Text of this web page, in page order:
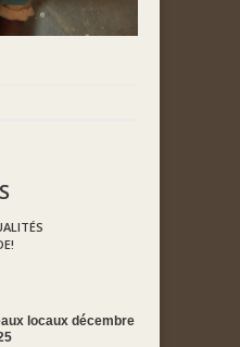
locaux décembre